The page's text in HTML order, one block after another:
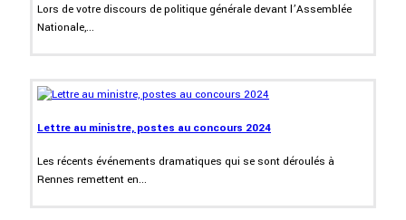
Lors de votre discours de politique générale devant l’Assemblée
Nationale,...
Lettre au ministre, postes au concours 2024
Les récents événements dramatiques qui se sont déroulés à
Rennes remettent en...